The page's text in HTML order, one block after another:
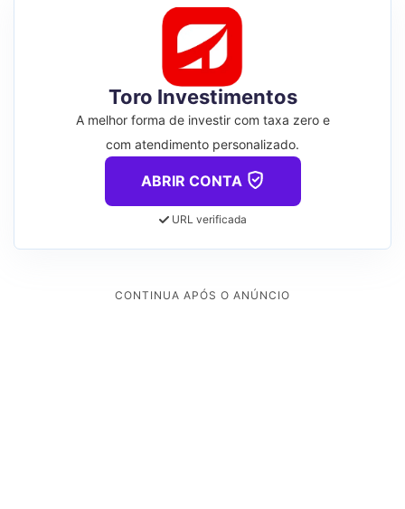
Toro Investimentos
A melhor forma de investir com taxa zero e
com atendimento personalizado.
ABRIR CONTA
URL verificada